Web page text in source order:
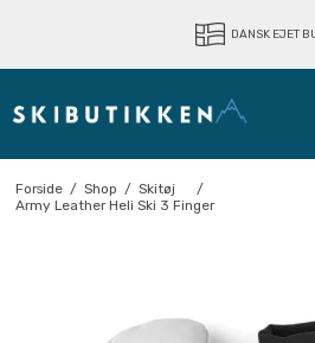
DANSK EJET
LYNHURTIG
Forside / Shop / Skitøj
/
Army Leather Heli Ski 3 Finger